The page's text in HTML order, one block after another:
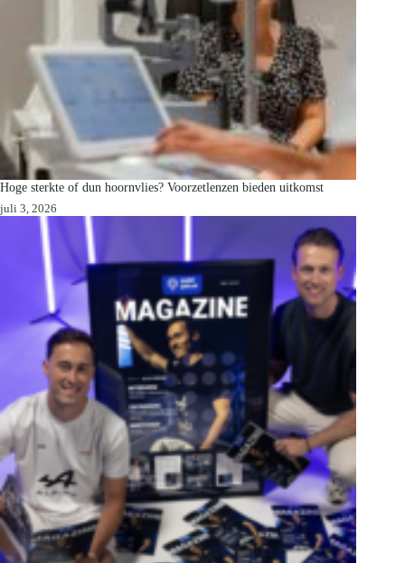
Hoge sterkte of dun hoornvlies? Voorzetlenzen bieden uitkomst
juli 3, 2026